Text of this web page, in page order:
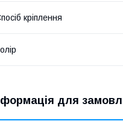
кріплення
для